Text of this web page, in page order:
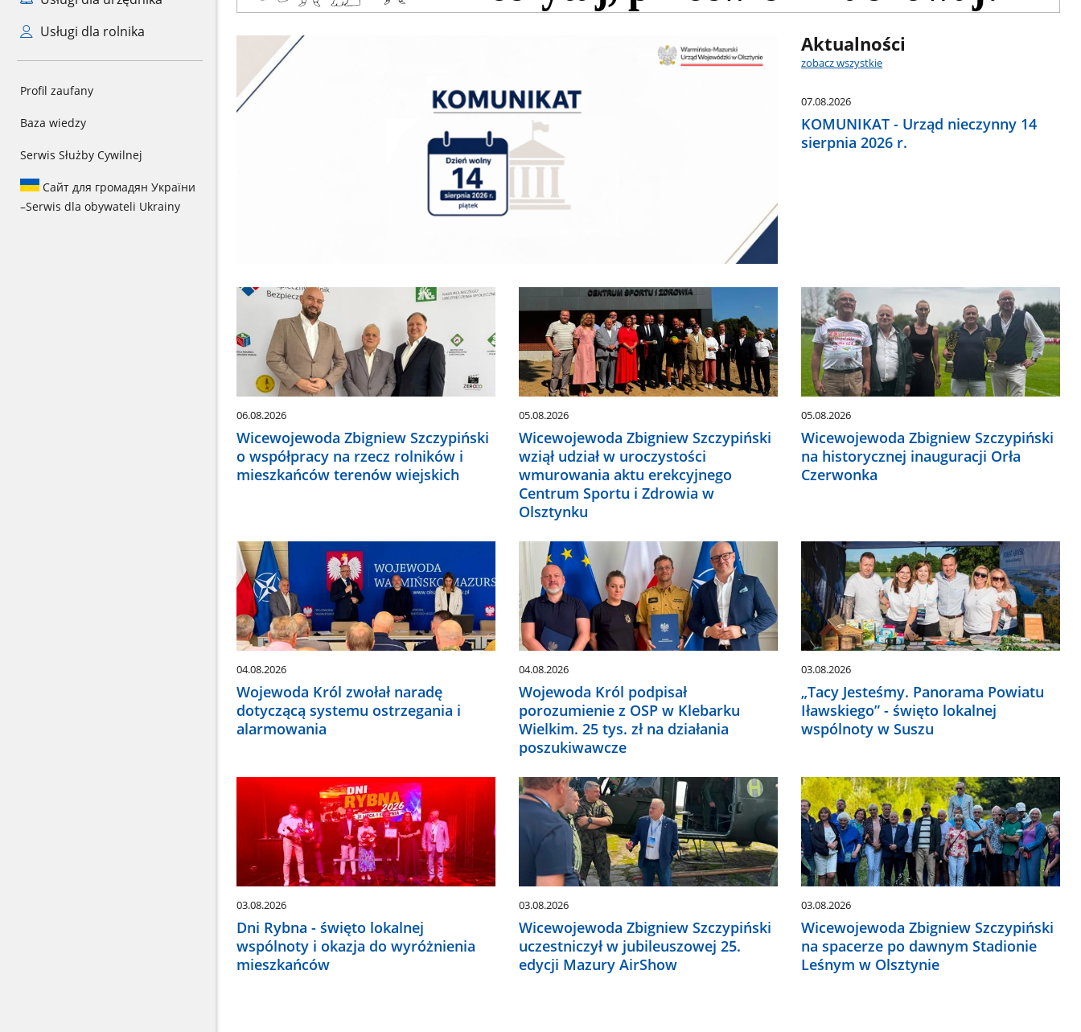
Usługi dla rolnika
Profil zaufany
Baza wiedzy
Serwis Służby Cywilnej
Сайт для громадян України
–Serwis dla obywateli Ukrainy
Aktualności
zobacz wszystkie
07.08.2026
KOMUNIKAT - Urząd nieczynny 14
sierpnia 2026 r.
06.08.2026
Wicewojewoda Zbigniew Szczypiński
o współpracy na rzecz rolników i
mieszkańców terenów wiejskich
05.08.2026
Wicewojewoda Zbigniew Szczypiński
wziął udział w uroczystości
wmurowania aktu erekcyjnego
Centrum Sportu i Zdrowia w
Olsztynku
05.08.2026
Wicewojewoda Zbigniew Szczypiński
na historycznej inauguracji Orła
Czerwonka
04.08.2026
Wojewoda Król zwołał naradę
dotyczącą systemu ostrzegania i
alarmowania
04.08.2026
Wojewoda Król podpisał
porozumienie z OSP w Klebarku
Wielkim. 25 tys. zł na działania
poszukiwawcze
03.08.2026
„Tacy Jesteśmy. Panorama Powiatu
Iławskiego” - święto lokalnej
wspólnoty w Suszu
03.08.2026
Dni Rybna - święto lokalnej
wspólnoty i okazja do wyróżnienia
mieszkańców
03.08.2026
Wicewojewoda Zbigniew Szczypiński
uczestniczył w jubileuszowej 25.
edycji Mazury AirShow
03.08.2026
Wicewojewoda Zbigniew Szczypiński
na spacerze po dawnym Stadionie
Leśnym w Olsztynie